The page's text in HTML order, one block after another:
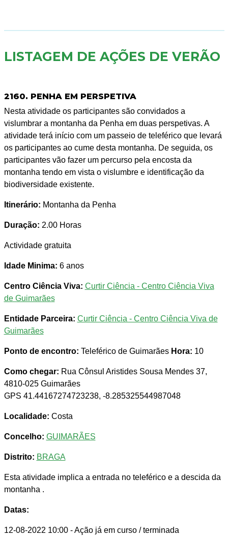
LISTAGEM DE AÇÕES DE VERÃO
2160. PENHA EM PERSPETIVA
Nesta atividade os participantes são convidados a
vislumbrar a montanha da Penha em duas perspetivas. A
atividade terá início com um passeio de teleférico que levará
os participantes ao cume desta montanha. De seguida, os
participantes vão fazer um percurso pela encosta da
montanha tendo em vista o vislumbre e identificação da
biodiversidade existente.
Itinerário: Montanha da Penha
Duração: 2.00 Horas
Actividade gratuita
Idade Minima: 6 anos
Centro Ciência Viva: Curtir Ciência - Centro Ciência Viva
de Guimarães
Entidade Parceira: Curtir Ciência - Centro Ciência Viva de
Guimarães
Ponto de encontro: Teleférico de Guimarães Hora: 10
Como chegar: Rua Cônsul Aristides Sousa Mendes 37,
4810-025 Guimarães
GPS 41.44167274723238, -8.285325544987048
Localidade: Costa
Concelho: GUIMARÃES
Distrito: BRAGA
Esta atividade implica a entrada no teleférico e a descida da
montanha .
Datas:
12-08-2022 10:00 - Ação já em curso / terminada